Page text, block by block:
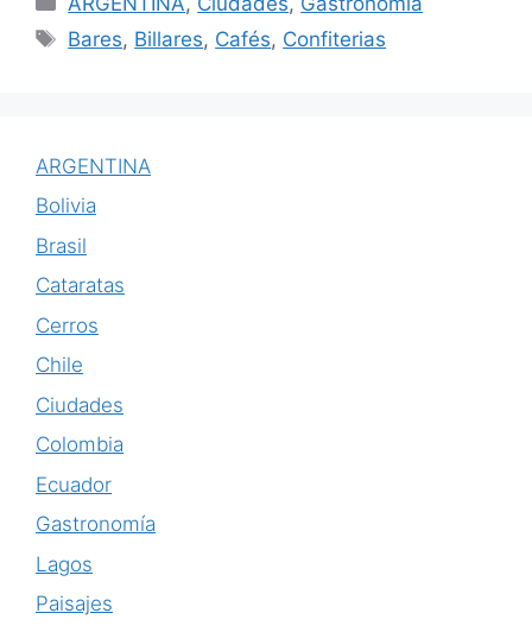
Etiquetas
Bares, Billares, Cafés, Confiterias
ARGENTINA
Bolivia
Brasil
Cataratas
Cerros
Chile
Ciudades
Colombia
Ecuador
Gastronomía
Lagos
Paisajes